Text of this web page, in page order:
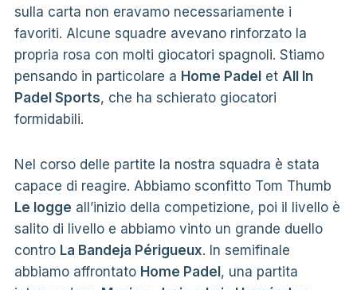
sulla carta non eravamo necessariamente i
favoriti. Alcune squadre avevano rinforzato la
propria rosa con molti giocatori spagnoli. Stiamo
pensando in particolare a Home Padel et All In
Padel Sports, che ha schierato giocatori
formidabili.
Nel corso delle partite la nostra squadra è stata
capace di reagire. Abbiamo sconfitto Tom Thumb
Le logge all’inizio della competizione, poi il livello è
salito di livello e abbiamo vinto un grande duello
contro La Bandeja Périgueux. In semifinale
abbiamo affrontato Home Padel , una partita